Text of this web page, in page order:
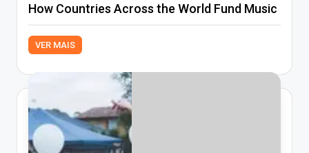
How Countries Across the World Fund Music
VER MAIS